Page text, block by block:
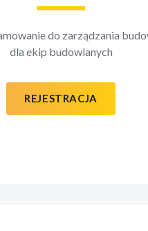
do zarządzania
dla ekip budowlanych
REJESTRACJA